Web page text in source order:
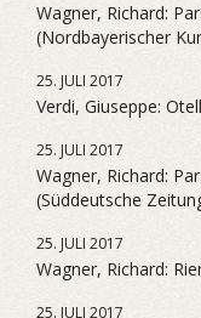
Wagner, Richard:
(Nordbayerischer
25. JULI 2017
Verdi, Giuseppe:
25. JULI 2017
Wagner, Richard:
(Süddeutsche
25. JULI 2017
Wagner, Richard:
25. JULI 2017